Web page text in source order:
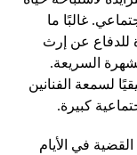
غالبًا ما
للدفاع عن إرث
السريعة.
لسمعة الفنانين
كبيرة.
في الأيام